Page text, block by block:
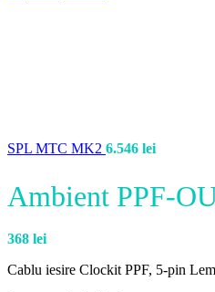
SPL MTC MK2 6.546 lei
Ambient PPF-
368 lei
Cablu iesire Clockit PPF, 5-pin